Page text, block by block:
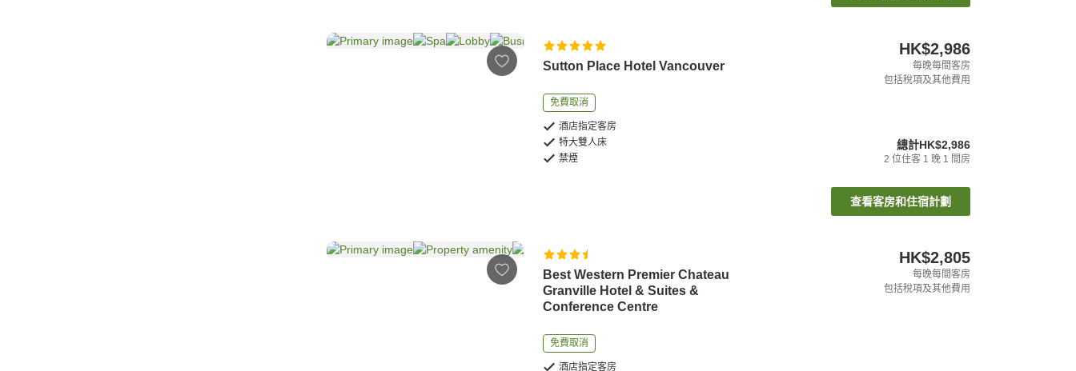
Sutton Place Hotel Vancouver
免費取消
酒店指定客房
特大雙人床
禁煙
HK$2,986
每晚每間客房
包括稅項及其他費用
總計HK$2,986
2 位住客 1 晚 1 間房
查看客房和住宿計劃
Best Western Premier Chateau
Granville Hotel & Suites &
Conference Centre
免費取消
酒店指定客房
HK$2,805
每晚每間客房
包括稅項及其他費用